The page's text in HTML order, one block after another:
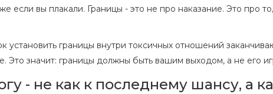
если вы плакали. Границы - это не про наказание. Это про
установить границы внутри токсичных отношений
Это значит: границы должны быть вашим выходом, а не его
- не как к последнему шансу, а